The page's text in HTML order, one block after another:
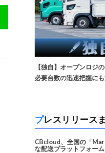
【独自】オープンロジ
必要台数の迅速把握に
プレスリリー
CBcloud、全国の「
な配送プラットフォー